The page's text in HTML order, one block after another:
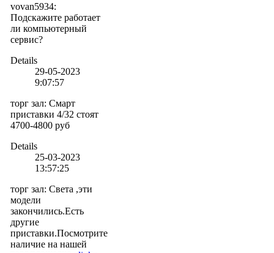
vovan5934:
Подскажите работает
ли компьютерный
сервис?
Details
29-05-2023
9:07:57
торг зал: Смарт
приставки 4/32 стоят
4700-4800 руб
Details
25-03-2023
13:57:25
торг зал: Света ,эти
модели
закончились.Есть
другие
приставки.Посмотрите
наличие на нашей